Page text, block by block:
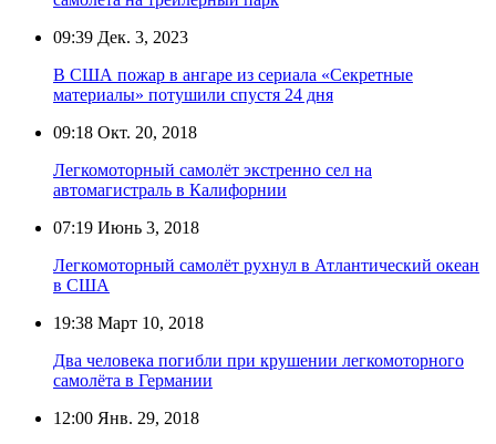
09:39 Дек. 3, 2023
В США пожар в ангаре из сериала «Секретные
материалы» потушили спустя 24 дня
09:18 Окт. 20, 2018
Легкомоторный самолёт экстренно сел на
автомагистраль в Калифорнии
07:19 Июнь 3, 2018
Легкомоторный самолёт рухнул в Атлантический океан
в США
19:38 Март 10, 2018
Два человека погибли при крушении легкомоторного
самолёта в Германии
12:00 Янв. 29, 2018